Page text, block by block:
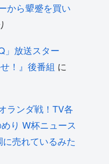
から顰蹙を買い
」放送スター
！』後番組 に
ランダ戦！TV各
り W杯ニュース
売れているみた